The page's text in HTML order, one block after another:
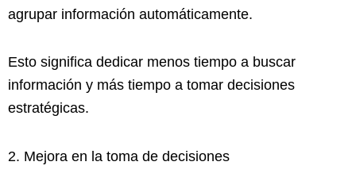
agrupar información automáticamente.
Esto significa dedicar menos tiempo a buscar
información y más tiempo a tomar decisiones
estratégicas.
2. Mejora en la toma de decisiones